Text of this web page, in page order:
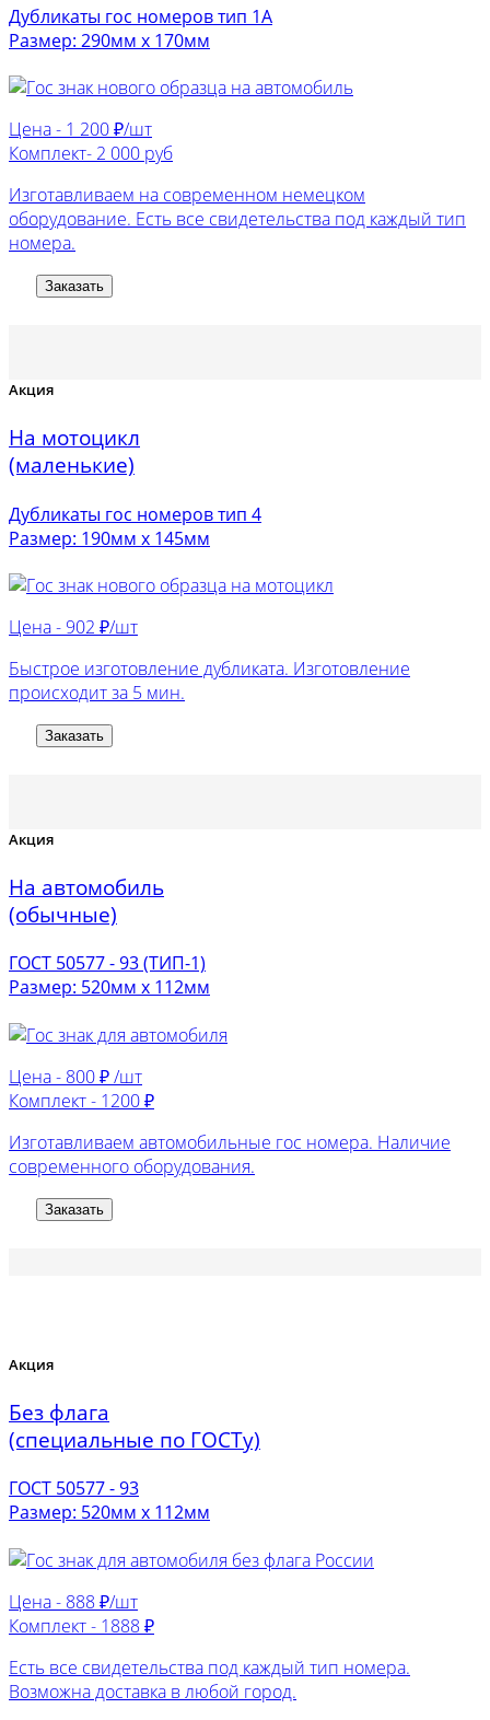
Дубликаты гос номеров тип 1А
Размер: 290мм х 170мм
Цена - 1 200 ₽/шт
Комплект- 2 000 руб
Изготавливаем на современном немецком
оборудование. Есть все свидетельства под каждый тип
номера.
Заказать
Акция
На мотоцикл
(маленькие)
Дубликаты гос номеров тип 4
Размер: 190мм х 145мм
Цена - 902 ₽/шт
Быстрое изготовление дубликата. Изготовление
происходит за 5 мин.
Заказать
Акция
На автомобиль
(обычные)
ГОСТ 50577 - 93 (ТИП-1)
Размер: 520мм х 112мм
Цена - 800 ₽ /шт
Комплект - 1200 ₽
Изготавливаем автомобильные гос номера. Наличие
современного оборудования.
Заказать
Акция
Без флага
(специальные по ГОСТу)
ГОСТ 50577 - 93
Размер: 520мм х 112мм
Цена - 888 ₽/шт
Комплект - 1888 ₽
Есть все свидетельства под каждый тип номера.
Возможна доставка в любой город.